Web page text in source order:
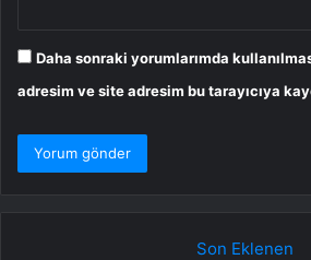
Daha sonraki yorumlarımda
adresim ve site adresim bu tarayıcıya
Son Eklenen